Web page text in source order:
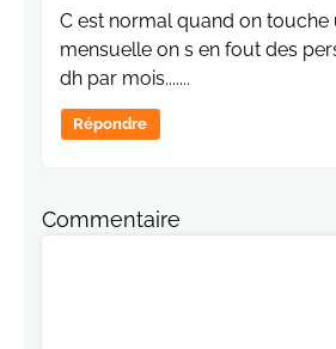
C est normal quand on touche
mensuelle on s en fout des
dh par mois.......
Répondre
Commentaire